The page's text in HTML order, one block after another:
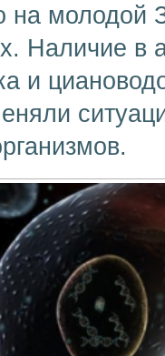
на молодой
Наличие в
и